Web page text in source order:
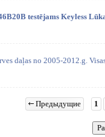
testējams Keyless
daļas no 2005-2012.g.
Предыдущие 1